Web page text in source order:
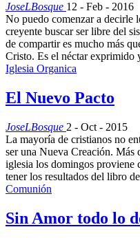
JoseLBosque 12 - Feb - 2016
No puedo comenzar a decirle
creyente buscar ser libre del
de compartir es mucho más
Cristo. Es el néctar
Iglesia Organica
El Nuevo Pacto
JoseLBosque 2 - Oct - 2015
La mayoría de cristianos no
ser una Nueva Creación. Más
iglesia los domingos proviene
tener los resultados del libro
Comunión
Sin Amor todo lo